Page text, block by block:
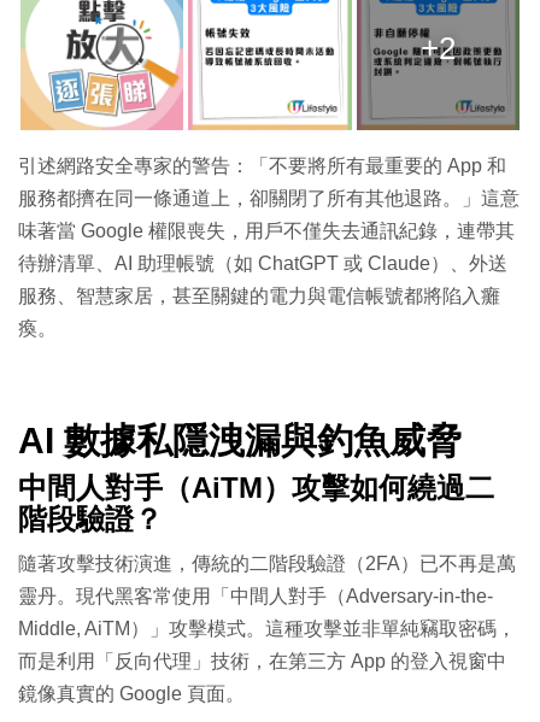
+2
引述網路安全專家的警告：「不要將所有最重要的 App 和
服務都擠在同一條通道上，卻關閉了所有其他退路。」這意
味著當 Google 權限喪失，用戶不僅失去通訊紀錄，連帶其
待辦清單、AI 助理帳號（如 ChatGPT 或 Claude）、外送
服務、智慧家居，甚至關鍵的電力與電信帳號都將陷入癱
瘓。
AI 數據私隱洩漏與釣魚威脅
中間人對手（AiTM）攻擊如何繞過二
階段驗證？
隨著攻擊技術演進，傳統的二階段驗證（2FA）已不再是萬
靈丹。現代黑客常使用「中間人對手（Adversary-in-the-
Middle, AiTM）」攻擊模式。這種攻擊並非單純竊取密碼，
而是利用「反向代理」技術，在第三方 App 的登入視窗中
鏡像真實的 Google 頁面。